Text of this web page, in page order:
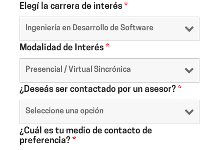
Elegí la carrera de interés *
Modalidad de Interés *
¿Deseás ser contactado por un asesor? *
¿Cuál es tu medio de contacto de
preferencia? *